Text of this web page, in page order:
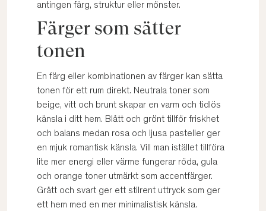
antingen färg, struktur eller mönster.
Färger som sätter
tonen
En färg eller kombinationen av färger kan sätta
tonen för ett rum direkt. Neutrala toner som
beige, vitt och brunt skapar en varm och tidlös
känsla i ditt hem. Blått och grönt tillför friskhet
och balans medan rosa och ljusa pasteller ger
en mjuk romantisk känsla. Vill man istället tillföra
lite mer energi eller värme fungerar röda, gula
och orange toner utmärkt som accentfärger.
Grått och svart ger ett stilrent uttryck som ger
ett hem med en mer minimalistisk känsla.